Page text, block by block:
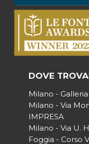
DOVE
Milano -
Milano - Via
IMPRESA
Milano - Via U.
Foggia - Corso